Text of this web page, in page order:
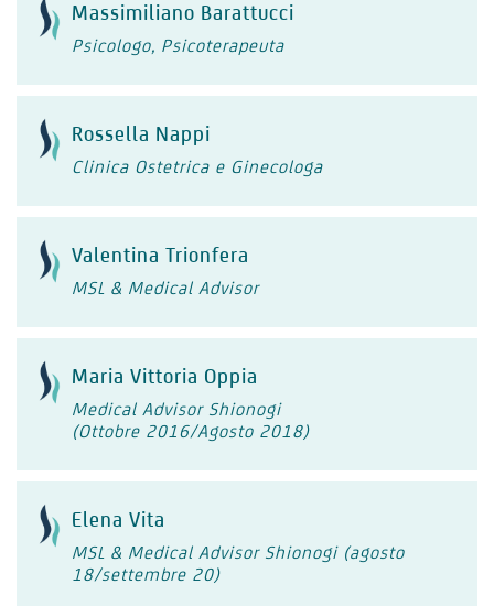
Massimiliano Barattucci
Psicologo, Psicoterapeuta
Rossella Nappi
Clinica Ostetrica e Ginecologa
Valentina Trionfera
MSL & Medical Advisor
Maria Vittoria Oppia
Medical Advisor Shionogi
(Ottobre 2016/Agosto 2018)
Elena Vita
MSL & Medical Advisor Shionogi (agosto
18/settembre 20)